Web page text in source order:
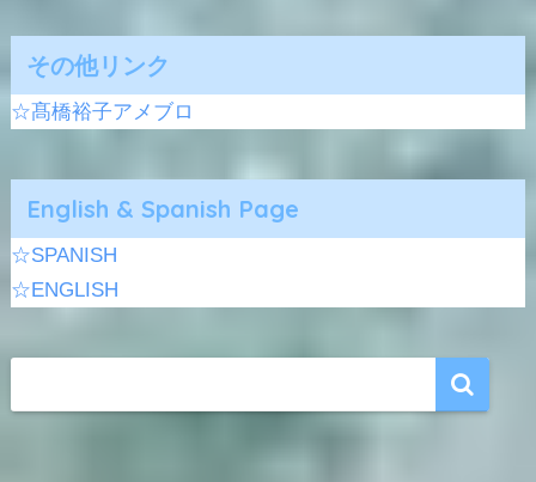
その他リンク
☆髙橋裕子アメブロ
English & Spanish Page
☆SPANISH
☆ENGLISH